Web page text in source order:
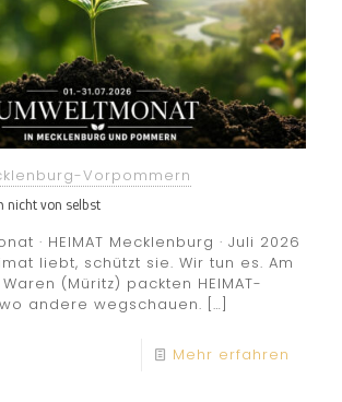
Vorpommern
nicht von selbst
· HEIMAT Mecklenburg · Juli 2026
liebt, schützt sie. Wir tun es. Am
(Müritz) packten HEIMAT-
andere wegschauen. […]
Mehr erfahren